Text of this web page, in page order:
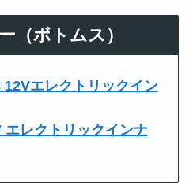
（ボトムス）
12Vエレクトリックイン
エレクトリックインナ